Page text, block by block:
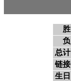
胜
负
总计
链接
生日